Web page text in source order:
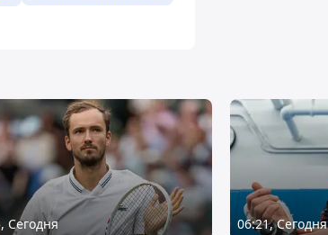
Сегодня 06:21, Сегодня